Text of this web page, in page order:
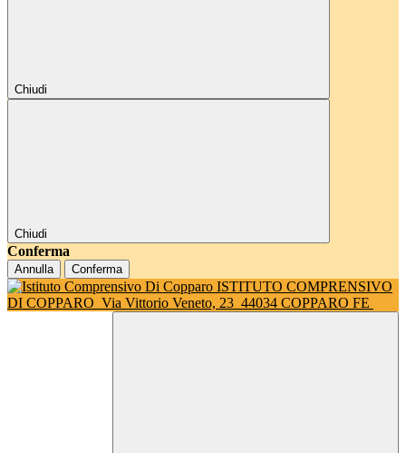
Chiudi
Chiudi
Conferma
Annulla Conferma
ISTITUTO COMPRENSIVO
DI COPPARO Via Vittorio Veneto, 23 44034 COPPARO FE